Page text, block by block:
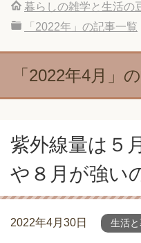
暮らしの雑学と生活の
「2022年」の記事一覧
「2022年4月」
紫外線量は５
や８月が強い
2022年4月30日 生活